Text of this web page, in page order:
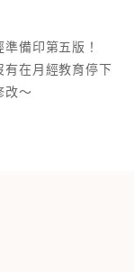
備印第五版！
在月經教育停下
改～